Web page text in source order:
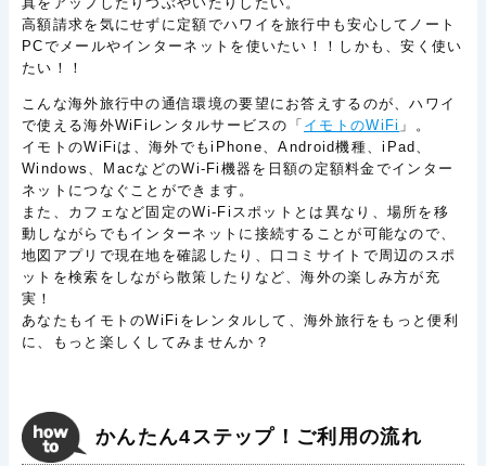
高額請求を気にせずに定額でハワイを旅行中も安心してノート
PCでメールやインターネットを使いたい！！しかも、安く使い
たい！！
こんな海外旅行中の通信環境の要望にお答えするのが、ハワイ
で使える海外WiFiレンタルサービスの「 イモトのWiFi 」。
イモトのWiFiは、海外でもiPhone、Android機種、iPad、
Windows、MacなどのWi-Fi機器を日額の定額料金でインター
ネットにつなぐことができます。
また、カフェなど固定のWi-Fiスポットとは異なり、場所を移
動しながらでもインターネットに接続することが可能なので、
地図アプリで現在地を確認したり、口コミサイトで周辺のスポ
ットを検索をしながら散策したりなど、海外の楽しみ方が充
実！
あなたもイモトのWiFiをレンタルして、海外旅行をもっと便利
に、もっと楽しくしてみませんか？
かんたん4ステップ！ご利用の流れ